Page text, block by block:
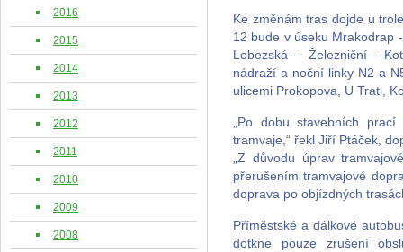
Ke změnám tras dojde u
12 bude v úseku Mrakodrap
Lobezská – Železniční -
nádraží a noční linky N2 a
ulicemi Prokopova, U Trati,
„Po dobu stavebních
tramvaje,“ řekl Jiří Ptáček,
„Z důvodu úprav
přerušením tramvajové
doprava po objízdných
Příměstské a dálkové
dotkne pouze zrušení
2016
2015
2014
2013
2012
2011
2010
2009
2008